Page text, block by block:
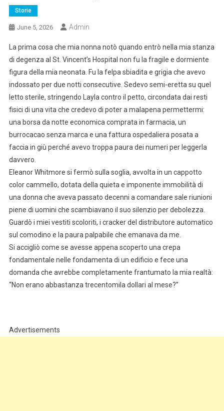
Storie
June 5, 2026 Admin
La prima cosa che mia nonna notò quando entrò nella mia stanza
di degenza al St. Vincent’s Hospital non fu la fragile e dormiente
figura della mia neonata. Fu la felpa sbiadita e grigia che avevo
indossato per due notti consecutive. Sedevo semi-eretta su quel
letto sterile, stringendo Layla contro il petto, circondata dai resti
fisici di una vita che credevo di poter a malapena permettermi:
una borsa da notte economica comprata in farmacia, un
burrocacao senza marca e una fattura ospedaliera posata a
faccia in giù perché avevo troppa paura dei numeri per leggerla
davvero.
Eleanor Whitmore si fermò sulla soglia, avvolta in un cappotto
color cammello, dotata della quieta e imponente immobilità di
una donna che aveva passato decenni a comandare sale riunioni
piene di uomini che scambiavano il suo silenzio per debolezza.
Guardò i miei vestiti scoloriti, i cracker del distributore automatico
sul comodino e la paura palpabile che emanava da me.
Si accigliò come se avesse appena scoperto una crepa
fondamentale nelle fondamenta di un edificio e fece una
domanda che avrebbe completamente frantumato la mia realtà:
“Non erano abbastanza trecentomila dollari al mese?”
Advertisements